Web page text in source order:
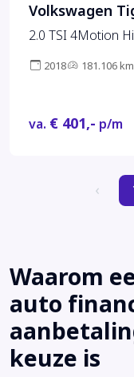
Volkswagen
2.0 TSI 4Motion
2018 181.106 km
va. € 401,- p/m
‹
Waarom
auto
keuze is